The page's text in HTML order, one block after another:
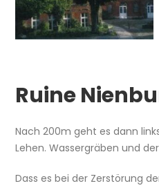
Ruine
Nach 200m geht es dann
Lehen. Wassergräben und
Dass es bei der Zerstörung